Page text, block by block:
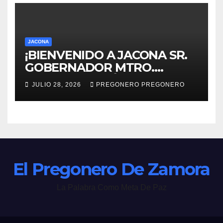
JACONA
¡BIENVENIDO A JACONA SR.
GOBERNADOR MTRO.
ALFREDO RAMÍREZ
BEDOLLA!
JULIO 28, 2026 PREGONERO PREGONERO
El Pregonero De Zamora